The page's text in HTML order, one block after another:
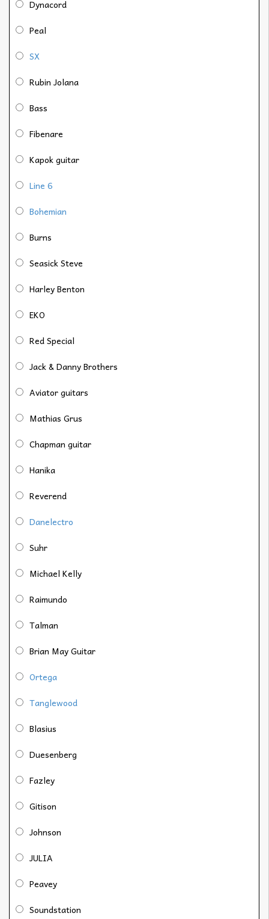
Dynacord
Peal
SX
Rubin Jolana
Bass
Fibenare
Kapok guitar
Line 6
Bohemian
Burns
Seasick Steve
Harley Benton
EKO
Red Special
Jack & Danny Brothers
Aviator guitars
Mathias Grus
Chapman guitar
Hanika
Reverend
Danelectro
Suhr
Michael Kelly
Raimundo
Talman
Brian May Guitar
Ortega
Tanglewood
Blasius
Duesenberg
Fazley
Gitison
Johnson
JULIA
Peavey
Soundstation